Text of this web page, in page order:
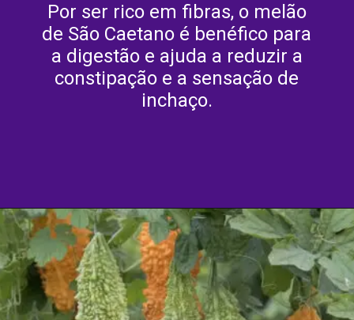
Por ser rico em fibras, o melão
de São Caetano é benéfico para
a digestão e ajuda a reduzir a
constipação e a sensação de
inchaço.